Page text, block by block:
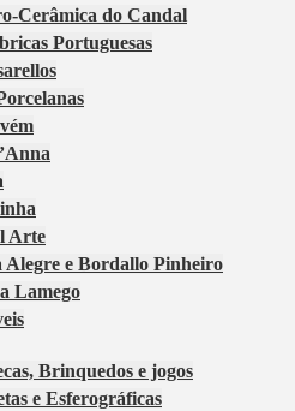
Cerâmica do Candal
Portuguesas
Arte
Alegre e Bordallo Pinheiro
Lamego
Brinquedos e jogos
e Esferográficas